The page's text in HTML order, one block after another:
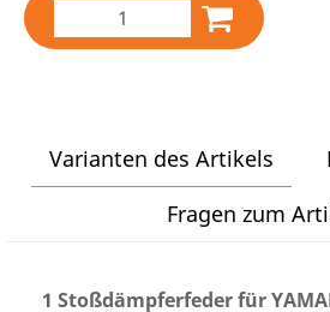
Varianten des Artikels
Fragen zum
1 Stoßdämpferfeder für